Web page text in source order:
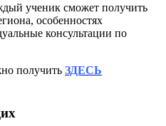
ученик сможет получить
особенностях
консультации по
получить ЗДЕСЬ